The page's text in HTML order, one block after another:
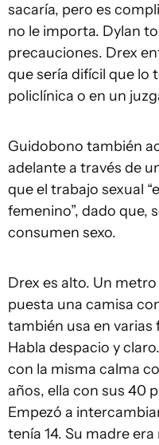
sacaría, pero es
no le importa. Dylan
precauciones. Drex
que sería difícil que lo
policlínica o en un
Guidobono también
adelante a través de
que el trabajo sexual
femenino”, dado que,
consumen sexo.
Drex es alto. Un
puesta una camisa
también usa en
Habla despacio y
con la misma calma
años, ella con sus 40
Empezó a
tenía 14. Su madre